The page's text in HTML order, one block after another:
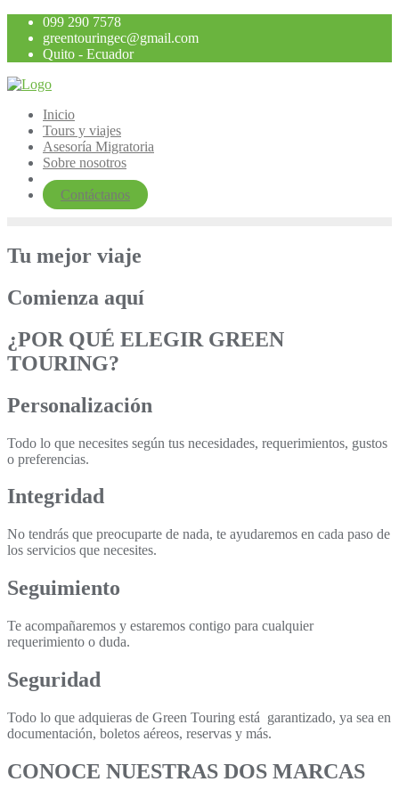
Saltar
contenido
099 290 7578
greentouringec@gmail.com
Quito - Ecuador
Inicio
Tours y viajes
Asesoría Migratoria
Sobre nosotros
Contáctanos
Tu mejor viaje
Comienza aquí
¿POR QUÉ ELEGIR GREEN
TOURING?
Personalización
Todo lo que necesites según tus necesidades, requerimientos, gustos
o preferencias.
Integridad
No tendrás que preocuparte de nada, te ayudaremos en cada paso de
los servicios que necesites.
Seguimiento
Te acompañaremos y estaremos contigo para cualquier
requerimiento o duda.
Seguridad
Todo lo que adquieras de Green Touring está garantizado, ya sea en
documentación, boletos aéreos, reservas y más.
CONOCE NUESTRAS DOS MARCAS